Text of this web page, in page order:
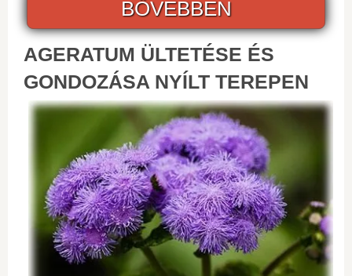
BŐVEBBEN
AGERATUM ÜLTETÉSE ÉS
GONDOZÁSA NYÍLT TEREPEN